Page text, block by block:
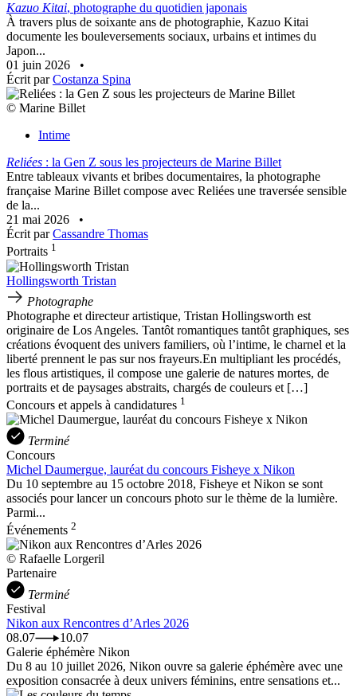
Kazuo Kitai, photographe du quotidien japonais
À travers plus de soixante ans de photographie, Kazuo Kitai
documente les bouleversements sociaux, urbains et intimes du
Japon...
01 juin 2026
•
Écrit parCostanza Spina
© Marine Billet
Intime
Reliées : la Gen Z sous les projecteurs de Marine Billet
Entre tableaux vivants et bribes documentaires, la photographe
française Marine Billet compose avec Reliées une traversée sensible
de la...
21 mai 2026
•
Écrit parCassandre Thomas
Portraits 1
Hollingsworth Tristan
Photographe
Photographe et directeur artistique, Tristan Hollingsworth est
originaire de Los Angeles. Tantôt romantiques tantôt graphiques, ses
créations évoquent des univers familiers, où l’intime, le charnel et la
liberté prennent le pas sur nos frayeurs.En multipliant les procédés,
les flous artistiques, il compose une galerie de natures mortes, de
portraits et de paysages abstraits, chargés de couleurs et […]
Concours et appels à candidatures 1
Terminé
Concours
Michel Daumergue, lauréat du concours Fisheye x Nikon
Du 10 septembre au 15 octobre 2018, Fisheye et Nikon se sont
associés pour lancer un concours photo sur le thème de la lumière.
Parmi...
Événements 2
© Rafaelle Lorgeril
Partenaire
Terminé
Festival
Nikon aux Rencontres d’Arles 2026
08.07
10.07
Galerie éphémère Nikon
Du 8 au 10 juillet 2026, Nikon ouvre sa galerie éphémère avec une
exposition consacrée à deux univers féminins, entre sensations et...